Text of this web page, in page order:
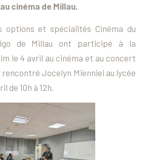
cinéma de Millau.
options et spécialités Cinéma du
de Millau ont participé à la
le 4 avril au cinéma et au concert
rencontré Jocelyn Mienniel au lycée
de 10h à 12h.